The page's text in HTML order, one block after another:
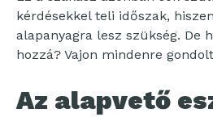
kérdésekkel teli időszak,
alapanyagra lesz szükség. De
hozzá? Vajon mindenre
Az alapvető